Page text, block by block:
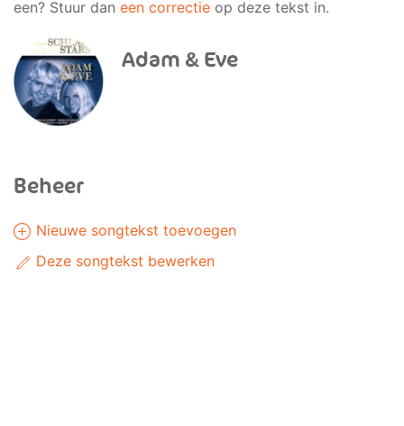
een? Stuur dan een correctie op deze tekst in.
Adam & Eve
Beheer
Nieuwe songtekst toevoegen
Deze songtekst bewerken